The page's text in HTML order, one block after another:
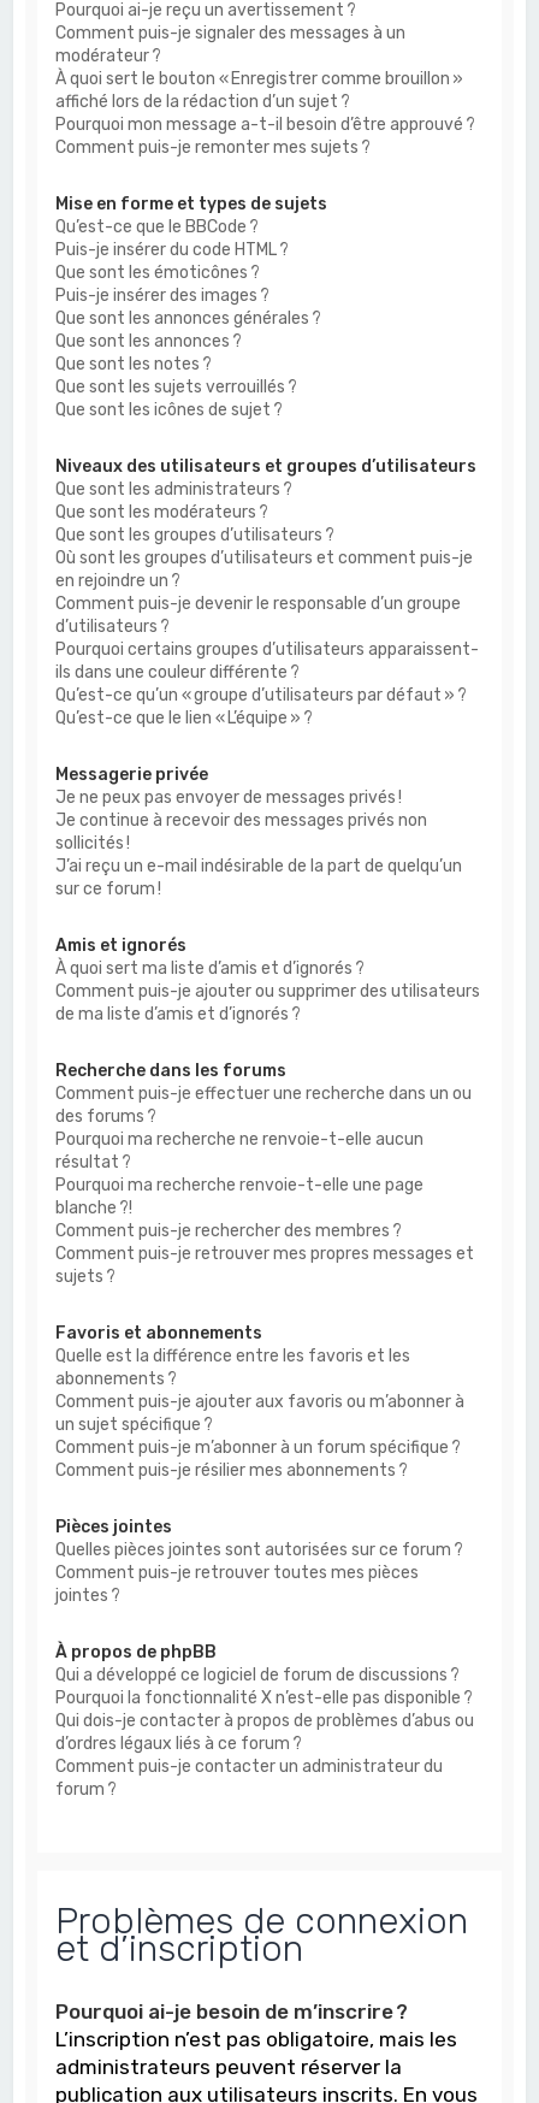
Pourquoi ai-je reçu un avertissement ?
Comment puis-je signaler des messages à un
modérateur ?
À quoi sert le bouton « Enregistrer comme brouillon »
affiché lors de la rédaction d’un sujet ?
Pourquoi mon message a-t-il besoin d’être approuvé ?
Comment puis-je remonter mes sujets ?
Mise en forme et types de sujets
Qu’est-ce que le BBCode ?
Puis-je insérer du code HTML ?
Que sont les émoticônes ?
Puis-je insérer des images ?
Que sont les annonces générales ?
Que sont les annonces ?
Que sont les notes ?
Que sont les sujets verrouillés ?
Que sont les icônes de sujet ?
Niveaux des utilisateurs et groupes d’utilisateurs
Que sont les administrateurs ?
Que sont les modérateurs ?
Que sont les groupes d’utilisateurs ?
Où sont les groupes d’utilisateurs et comment puis-je
en rejoindre un ?
Comment puis-je devenir le responsable d’un groupe
d’utilisateurs ?
Pourquoi certains groupes d’utilisateurs apparaissent-
ils dans une couleur différente ?
Qu’est-ce qu’un « groupe d’utilisateurs par défaut » ?
Qu’est-ce que le lien « L’équipe » ?
Messagerie privée
Je ne peux pas envoyer de messages privés !
Je continue à recevoir des messages privés non
sollicités !
J’ai reçu un e-mail indésirable de la part de quelqu’un
sur ce forum !
Amis et ignorés
À quoi sert ma liste d’amis et d’ignorés ?
Comment puis-je ajouter ou supprimer des utilisateurs
de ma liste d’amis et d’ignorés ?
Recherche dans les forums
Comment puis-je effectuer une recherche dans un ou
des forums ?
Pourquoi ma recherche ne renvoie-t-elle aucun
résultat ?
Pourquoi ma recherche renvoie-t-elle une page
blanche ?!
Comment puis-je rechercher des membres ?
Comment puis-je retrouver mes propres messages et
sujets ?
Favoris et abonnements
Quelle est la différence entre les favoris et les
abonnements ?
Comment puis-je ajouter aux favoris ou m’abonner à
un sujet spécifique ?
Comment puis-je m’abonner à un forum spécifique ?
Comment puis-je résilier mes abonnements ?
Pièces jointes
Quelles pièces jointes sont autorisées sur ce forum ?
Comment puis-je retrouver toutes mes pièces
jointes ?
À propos de phpBB
Qui a développé ce logiciel de forum de discussions ?
Pourquoi la fonctionnalité X n’est-elle pas disponible ?
Qui dois-je contacter à propos de problèmes d’abus ou
d’ordres légaux liés à ce forum ?
Comment puis-je contacter un administrateur du
forum ?
Problèmes de connexion
et d’inscription
Pourquoi ai-je besoin de m’inscrire ?
L’inscription n’est pas obligatoire, mais les
administrateurs peuvent réserver la
publication aux utilisateurs inscrits. En vous